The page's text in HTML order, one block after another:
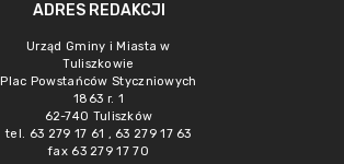
ADRES REDAKCJI
Urząd Gminy i Miasta w
Tuliszkowie
Plac Powstańców Styczniowych
1863 r. 1
62-740 Tuliszków
tel. 63 279 17 61 , 63 279 17 63
fax 63 279 17 70